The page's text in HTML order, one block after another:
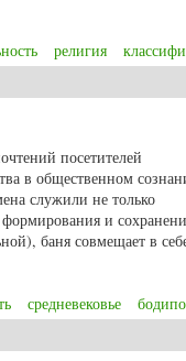
религия
посетителей
в общественном
служили не только
и
баня совмещает в
средневековье